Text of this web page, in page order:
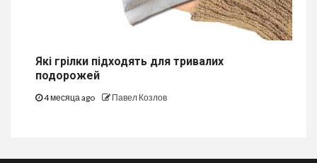
Які грілки підходять для тривалих
подорожей
4 месяца ago Павел Козлов